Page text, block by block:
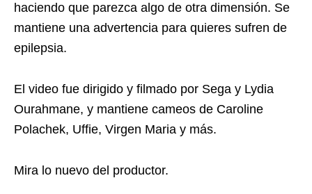
haciendo que parezca algo de otra dimensión. Se
mantiene una advertencia para quieres sufren de
epilepsia.
El video fue dirigido y filmado por Sega y Lydia
Ourahmane, y mantiene cameos de Caroline
Polachek, Uffie, Virgen Maria y más.
Mira lo nuevo del productor.